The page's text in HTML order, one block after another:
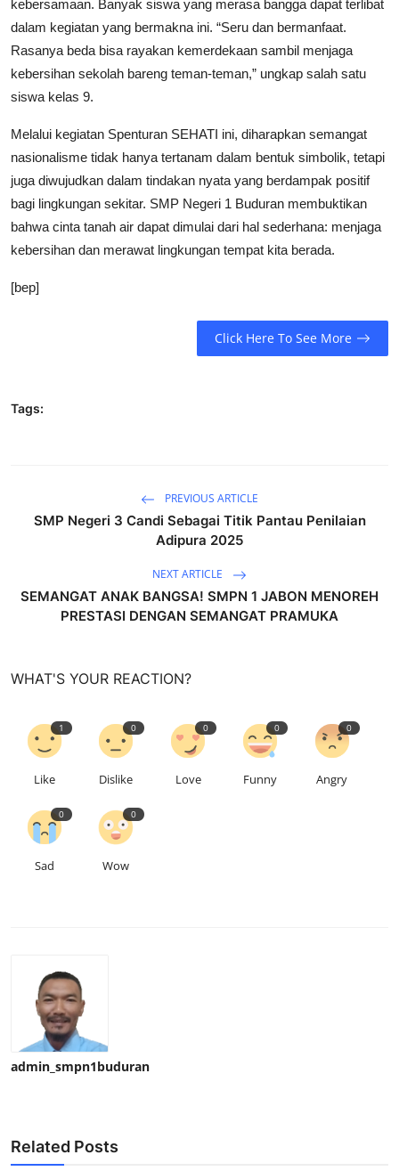
kebersamaan. Banyak siswa yang merasa bangga dapat terlibat
dalam kegiatan yang bermakna ini. “Seru dan bermanfaat.
Rasanya beda bisa rayakan kemerdekaan sambil menjaga
kebersihan sekolah bareng teman-teman,” ungkap salah satu
siswa kelas 9.
Melalui kegiatan Spenturan SEHATI ini, diharapkan semangat
nasionalisme tidak hanya tertanam dalam bentuk simbolik, tetapi
juga diwujudkan dalam tindakan nyata yang berdampak positif
bagi lingkungan sekitar. SMP Negeri 1 Buduran membuktikan
bahwa cinta tanah air dapat dimulai dari hal sederhana: menjaga
kebersihan dan merawat lingkungan tempat kita berada.
[bep]
Click Here To See More
Tags:
PREVIOUS ARTICLE
SMP Negeri 3 Candi Sebagai Titik Pantau Penilaian
Adipura 2025
NEXT ARTICLE
SEMANGAT ANAK BANGSA! SMPN 1 JABON MENOREH
PRESTASI DENGAN SEMANGAT PRAMUKA
WHAT'S YOUR REACTION?
1
Like
0
Dislike
0
Love
0
Funny
0
Angry
0
Sad
0
Wow
admin_smpn1buduran
Related Posts